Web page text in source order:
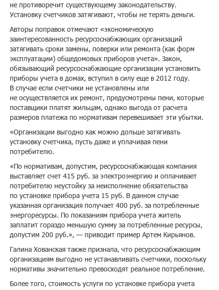
не противоречит существующему законодательству.
Установку счетчиков затягивают, чтобы не терять деньги.
Авторы поправок отмечают «экономическую
заинтересованность ресурсоснабжающих организаций
затягивать сроки замены, поверки или ремонта (как форм
эксплуатации) общедомовых приборов учета». Закон,
обязывающий ресурсоснабжающие организации установить
приборы учета в домах, вступил в силу еще в 2012 году.
В случае если счетчики не установлены или
не осуществляется их ремонт, предусмотрены пени, которые
поставщики платят жильцам, однако выгода от расчета
размеров платежа по нормативам перевешивает эти убытки.
«Организации выгодно как можно дольше затягивать
установку счетчика, пусть даже и уплачивая пени
потребителю.
«По нормативам, допустим, ресурсоснабжающая компания
выставляет счет 415 руб. за электроэнергию и оплачивает
потребителю неустойку за неисполнение обязательства
по установке прибора учета 15 руб. В данном случае
указанная организация получает 400 руб. за потребленные
энергоресурсы. По показаниям прибора учета житель
заплатит гораздо меньшую сумму за потребленные ресурсы,
допустим 200 руб.», — приводит пример Артем Кирьянов.
Галина Хованская также признала, что ресурсоснабжающим
организациям выгодно не устанавливать счетчики, поскольку
нормативы значительно превосходят реальное потребление.
Более того, стоимость услуги по установке прибора учета